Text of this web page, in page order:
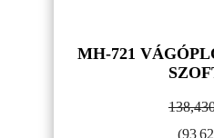
MH-721
(93